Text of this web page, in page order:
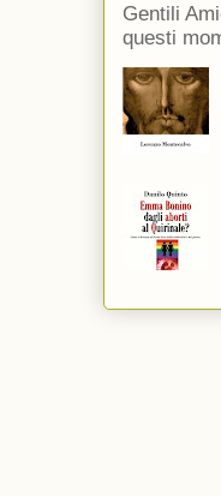
Gentili
questi